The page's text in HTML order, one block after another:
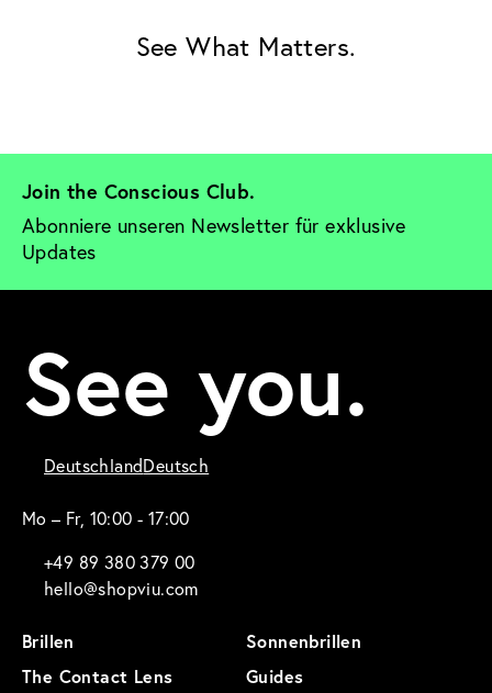
See What Matters.
Join the Conscious Club.
Abonniere unseren Newsletter für exklusive
Updates
See you.
DeutschlandDeutsch
Mo – Fr, 10:00 - 17:00
+49 89 380 379 00
hello@shopviu.com
Brillen
Sonnenbrillen
The Contact Lens
Guides